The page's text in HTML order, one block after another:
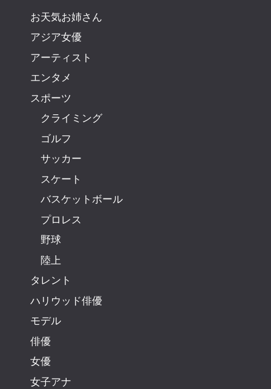
お天気お姉さん
アジア女優
アーティスト
エンタメ
スポーツ
クライミング
ゴルフ
サッカー
スケート
バスケットボール
プロレス
野球
陸上
タレント
ハリウッド俳優
モデル
俳優
女優
女子アナ